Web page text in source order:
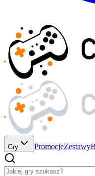
Gry PromocjeZestawy